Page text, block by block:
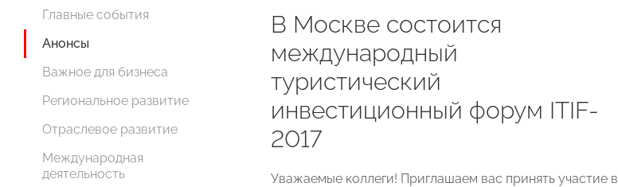
Главные события
Анонсы
Важное для бизнеса
Региональное развитие
Отраслевое развитие
Международная
деятельность
В Москве состоится
международный
туристический
инвестиционный форум ITIF-
2017
Уважаемые коллеги! Приглашаем вас принять участие в